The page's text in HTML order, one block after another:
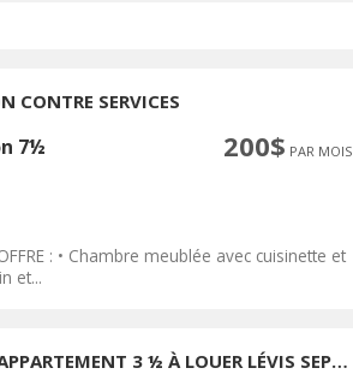
CONTRE SERVICES
7½ 200$ PAR MOIS
: • Chambre meublée avec cuisinette et
et...
GUILLAUME-COUTURE APPARTEMENT 3 ½ À LOUER LÉVIS SEPTEMBRE 2026